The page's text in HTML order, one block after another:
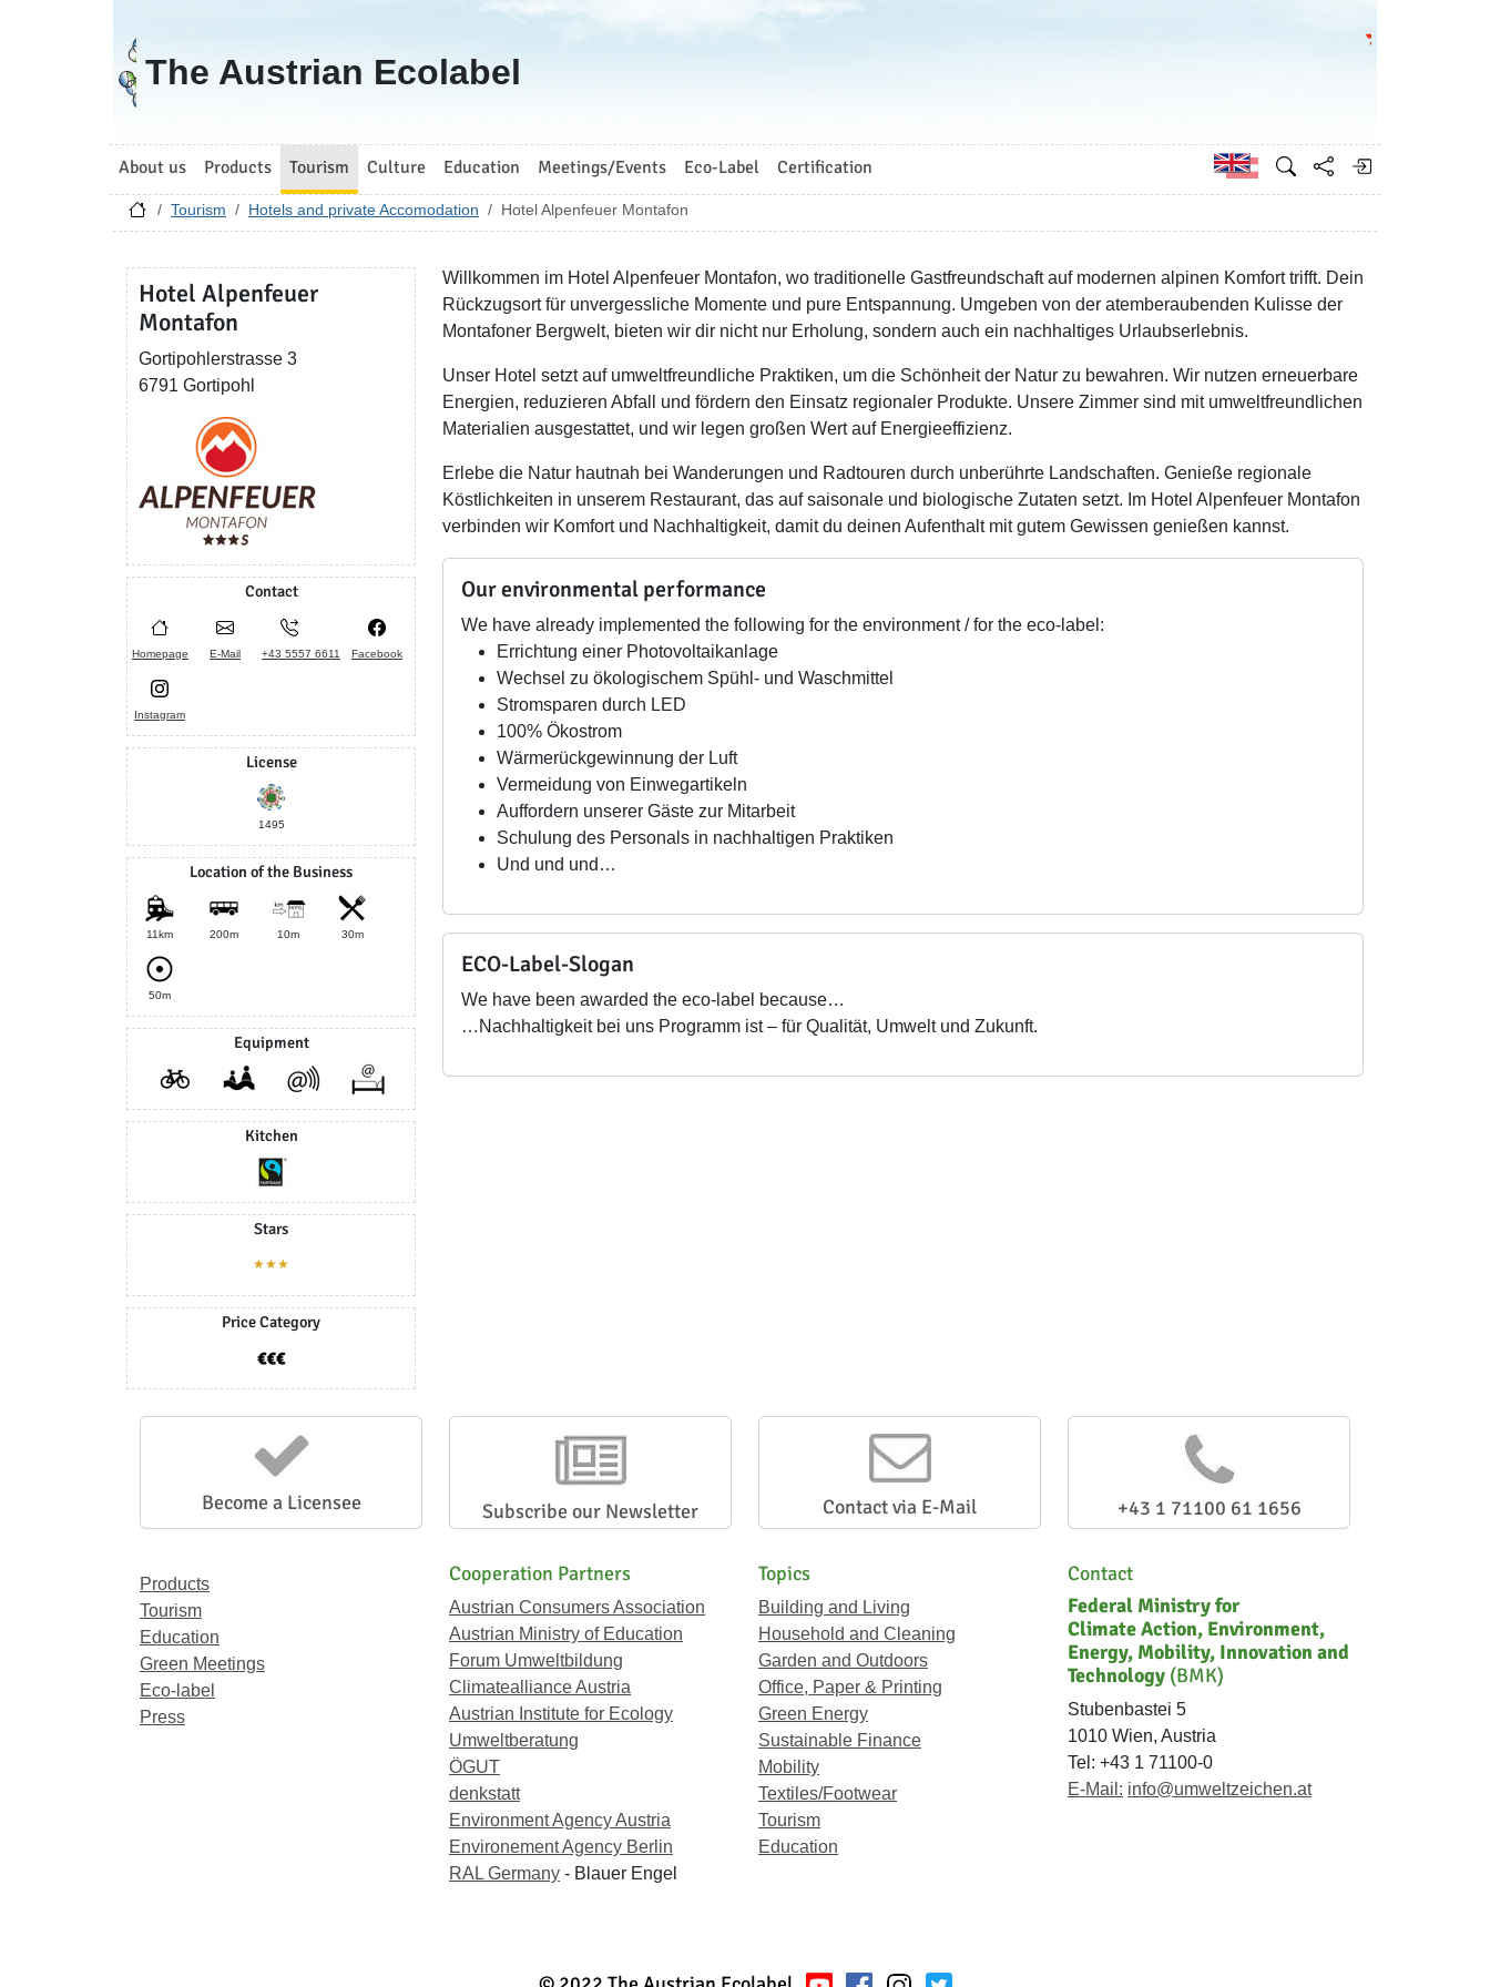
Go to homepage
The Austrian Ecolabel
Go to the
About us Products Tourism Culture Education Meetings/Events Eco-Label Certification German
Tourism Hotels and private Accomodation Hotel Alpenfeuer Montafon
Hotel Alpenfeuer
Montafon
Gortipohlerstrasse 3
6791 Gortipohl
Contact
Homepage E-Mail +43 5557 6611 Facebook
Instagram
License
1495
Location of the Business
11km 200m 10m 30m
50m
Equipment
Kitchen
Stars
★★★
Price Category
Willkommen im Hotel Alpenfeuer Montafon, wo traditionelle Gastfreundschaft auf modernen alpinen Komfort trifft. Dein
Rückzugsort für unvergessliche Momente und pure Entspannung. Umgeben von der atemberaubenden Kulisse der
Montafoner Bergwelt, bieten wir dir nicht nur Erholung, sondern auch ein nachhaltiges Urlaubserlebnis.
Unser Hotel setzt auf umweltfreundliche Praktiken, um die Schönheit der Natur zu bewahren. Wir nutzen erneuerbare
Energien, reduzieren Abfall und fördern den Einsatz regionaler Produkte. Unsere Zimmer sind mit umweltfreundlichen
Materialien ausgestattet, und wir legen großen Wert auf Energieeffizienz.
Erlebe die Natur hautnah bei Wanderungen und Radtouren durch unberührte Landschaften. Genieße regionale
Köstlichkeiten in unserem Restaurant, das auf saisonale und biologische Zutaten setzt. Im Hotel Alpenfeuer Montafon
verbinden wir Komfort und Nachhaltigkeit, damit du deinen Aufenthalt mit gutem Gewissen genießen kannst.
Our environmental performance
We have already implemented the following for the environment / for the eco-label:
Errichtung einer Photovoltaikanlage
Wechsel zu ökologischem Spühl- und Waschmittel
Stromsparen durch LED
100% Ökostrom
Wärmerückgewinnung der Luft
Vermeidung von Einwegartikeln
Auffordern unserer Gäste zur Mitarbeit
Schulung des Personals in nachhaltigen Praktiken
Und und und…
ECO-Label-Slogan
We have been awarded the eco-label because…
…Nachhaltigkeit bei uns Programm ist – für Qualität, Umwelt und Zukunft.
Become a Licensee Subscribe our Newsletter Contact via E-Mail +43 1 71100 61 1656
Products
Tourism
Education
Green Meetings
Eco-label
Press
Cooperation Partners
Austrian Consumers Association
Austrian Ministry of Education
Forum Umweltbildung
Climatealliance Austria
Austrian Institute for Ecology
Umweltberatung
ÖGUT
denkstatt
Environment Agency Austria
Environement Agency Berlin
RAL Germany - Blauer Engel
Topics
Building and Living
Household and Cleaning
Garden and Outdoors
Office, Paper & Printing
Green Energy
Sustainable Finance
Mobility
Textiles/Footwear
Tourism
Education
Contact
Federal Ministry for
Climate Action, Environment,
Energy, Mobility, Innovation and
Technology (BMK)
Stubenbastei 5
1010 Wien, Austria
Tel: +43 1 71100-0
E-Mail: info@umweltzeichen.at